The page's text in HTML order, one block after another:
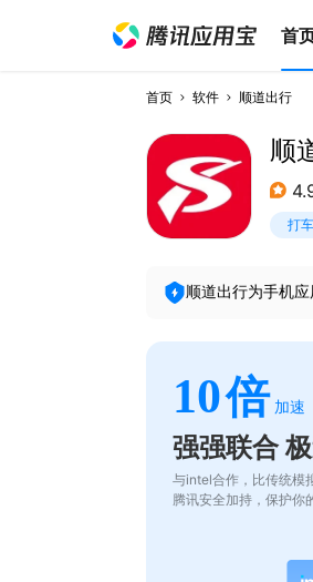
首
首页 软件 顺道出行
顺
打
顺道出行为手机
10倍 加速
强强联合
与intel合作，比传统模
腾讯安全加持，保护你